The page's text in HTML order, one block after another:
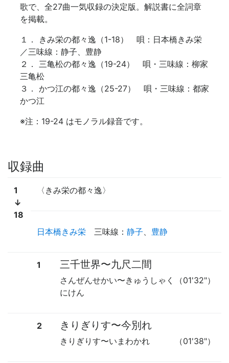
歌で、全27曲一気収録の決定版。解説書に全詞章
を掲載。
１． きみ栄の都々逸（1-18） 唄：日本橋きみ栄
／三味線：静子、豊静
２． 三亀松の都々逸（19-24） 唄・三味線：柳家
三亀松
３． かつ江の都々逸（25-27） 唄・三味線：都家
かつ江
※注：19-24 はモノラル録音です。
収録曲
1
↓
18
〈きみ栄の都々逸〉
日本橋きみ栄 三味線 ： 静子 豊静
1 三千世界〜九尺二間
（01'32"）
さんぜんせかい〜きゅうしゃく
にけん
2 きりぎりす〜今別れ
（01'38"）
きりぎりす〜いまわかれ